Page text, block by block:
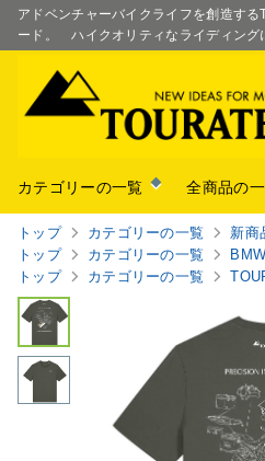
アドベンチャーバイクライフを創造す
ード。 ハイクオリティなライディング
カテゴリーの一覧 全商品の
トップ カテゴリーの一覧 新商
トップ
カテゴリーの一覧 BMW
トップ
カテゴリーの一覧